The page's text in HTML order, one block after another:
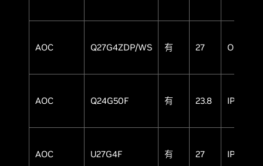
AOC Q27G4ZDP/WS 有 27 OLED
AOC Q24G50F 有 23.8 IPS
AOC U27G4F 有 27 IPS